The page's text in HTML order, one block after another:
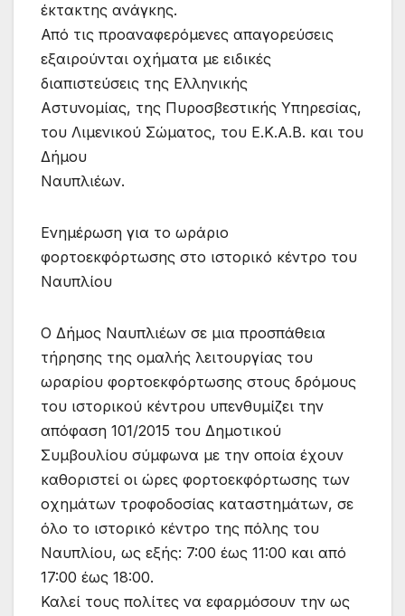
έκτακτης ανάγκης.
Από τις προαναφερόμενες απαγορεύσεις
εξαιρούνται οχήματα με ειδικές
διαπιστεύσεις της Ελληνικής
Αστυνομίας, της Πυροσβεστικής Υπηρεσίας,
του Λιμενικού Σώματος, του Ε.Κ.Α.Β. και του
Δήμου
Ναυπλιέων.
Ενημέρωση για το ωράριο
φορτοεκφόρτωσης στο ιστορικό κέντρο του
Ναυπλίου
Ο Δήμος Ναυπλιέων σε μια προσπάθεια
τήρησης της ομαλής λειτουργίας του
ωραρίου φορτοεκφόρτωσης στους δρόμους
του ιστορικού κέντρου υπενθυμίζει την
απόφαση 101/2015 του Δημοτικού
Συμβουλίου σύμφωνα με την οποία έχουν
καθοριστεί οι ώρες φορτοεκφόρτωσης των
οχημάτων τροφοδοσίας καταστημάτων, σε
όλο το ιστορικό κέντρο της πόλης του
Ναυπλίου, ως εξής: 7:00 έως 11:00 και από
17:00 έως 18:00.
Καλεί τους πολίτες να εφαρμόσουν την ως